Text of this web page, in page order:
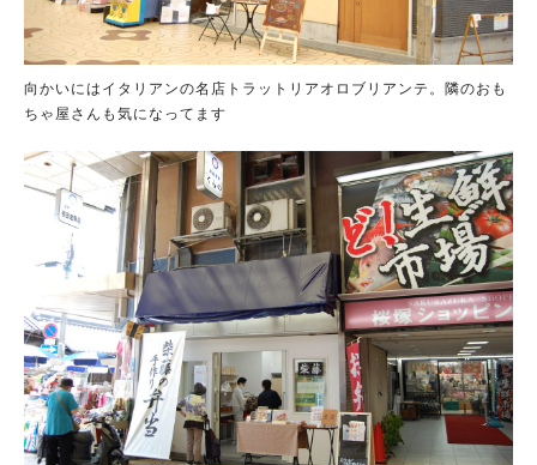
向かいにはイタリアンの名店トラットリアオロブリアンテ。隣のおも
ちゃ屋さんも気になってます